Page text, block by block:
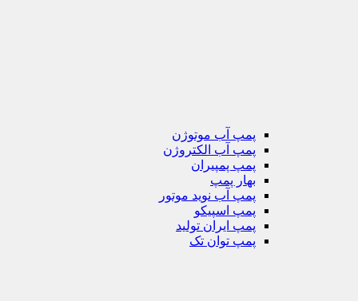
پمپ آب موتوژن
پمپ آب الکتروژن
پمپ پمپیران
بهار پمپ
پمپ آب نوید موتور
پمپ اسپیکو
پمپ ایران تولید
پمپ توان تک